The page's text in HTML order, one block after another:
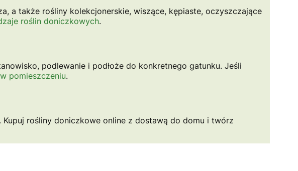
a także rośliny kolekcjonerskie, wiszące, kępiaste, oczyszczające
roślin doniczkowych.
podlewanie i podłoże do konkretnego gatunku. Jeśli
pomieszczeniu.
rośliny doniczkowe online z dostawą do domu i twórz